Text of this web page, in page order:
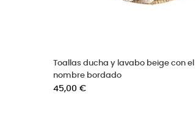
Capa de baño blanca con nombre
bordado en beige